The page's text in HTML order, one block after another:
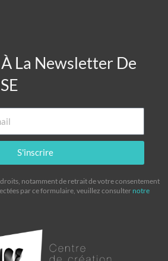
La Newsletter De
S'inscrire
notamment de retrait de votre consentement
par ce formulaire, veuillez consulter notre